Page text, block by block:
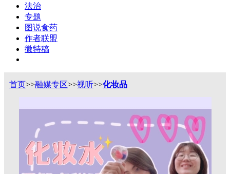
法治
专题
图说食药
作者联盟
微特稿
首页>>融媒专区>>视听>>化妆品